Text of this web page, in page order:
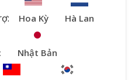
Hoa Kỳ Hà Lan
Nhật Bản